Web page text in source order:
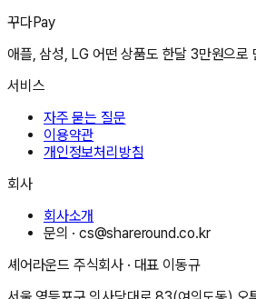
꾸다Pay
애플, 삼성, LG 어떤 상품도 한달 3만원으로
서비스
자주 묻는 질문
이용약관
개인정보처리방침
회사
회사소개
문의 ·cs@shareround.co.kr
셰어라운드 주식회사 · 대표 이동규